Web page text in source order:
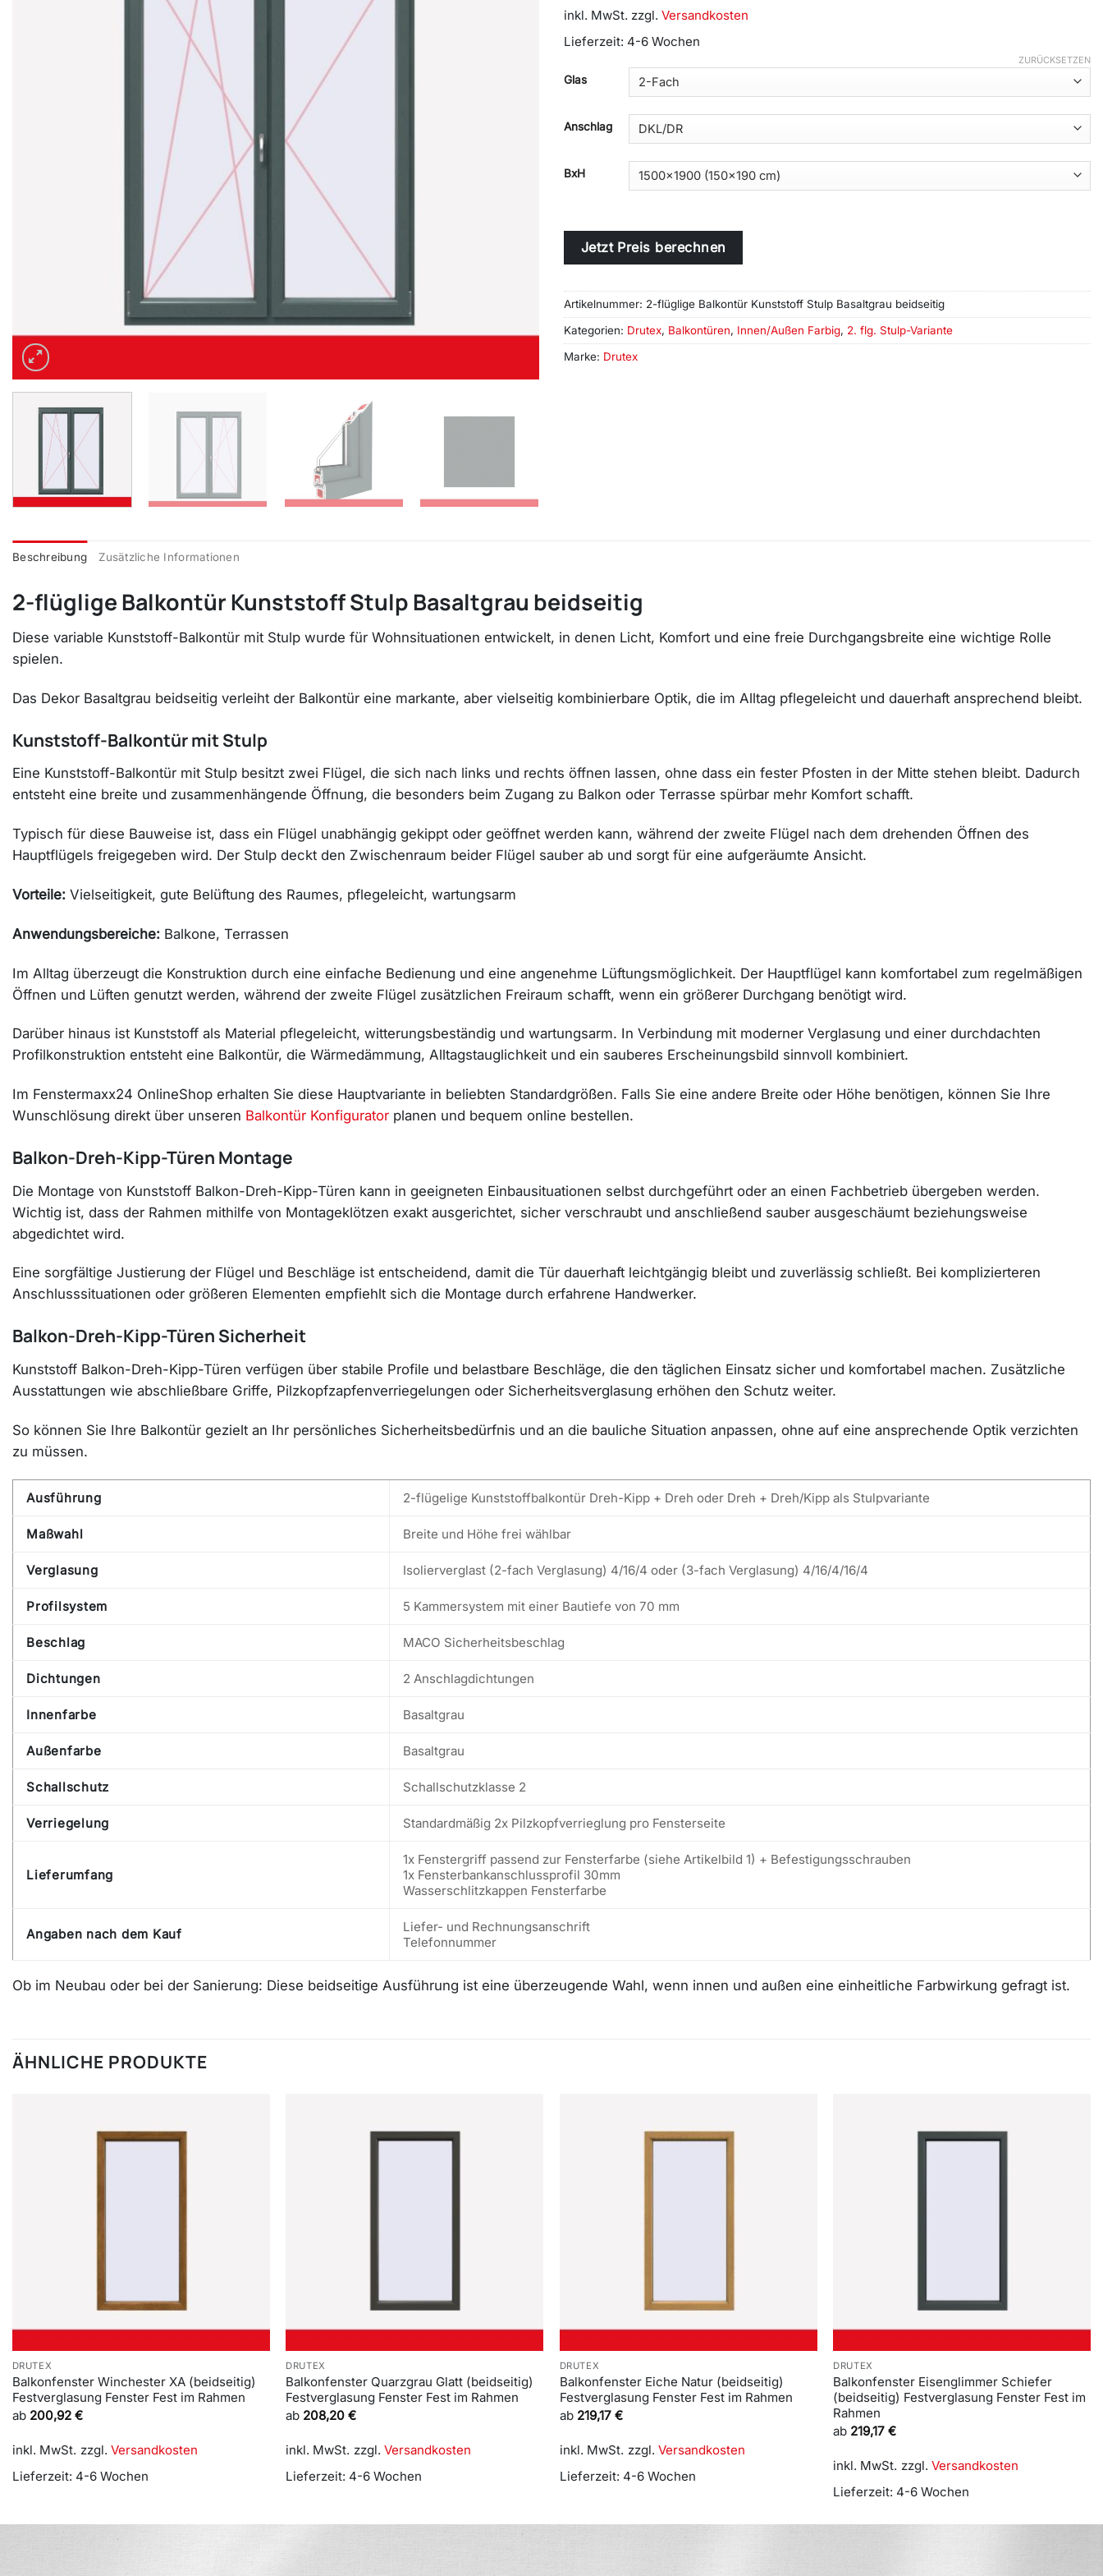
inkl. MwSt. zzgl. Versandkosten
Lieferzeit: 4-6 Wochen
Glas
Anschlag
BxH
ZURÜCKSETZEN
Alternative:
Jetzt Preis berechnen
Artikelnummer: 2-flüglige Balkontür Kunststoff Stulp Basaltgrau beidseitig
Kategorien: Drutex, Balkontüren, Innen/Außen Farbig, 2. flg. Stulp-Variante
Marke: Drutex
Beschreibung Zusätzliche Informationen
2-flüglige Balkontür Kunststoff Stulp Basaltgrau beidseitig
Diese variable Kunststoff-Balkontür mit Stulp wurde für Wohnsituationen entwickelt, in denen Licht, Komfort und eine freie Durchgangsbreite eine wichtige Rolle
spielen.
Das Dekor Basaltgrau beidseitig verleiht der Balkontür eine markante, aber vielseitig kombinierbare Optik, die im Alltag pflegeleicht und dauerhaft ansprechend bleibt.
Kunststoff-Balkontür mit Stulp
Eine Kunststoff-Balkontür mit Stulp besitzt zwei Flügel, die sich nach links und rechts öffnen lassen, ohne dass ein fester Pfosten in der Mitte stehen bleibt. Dadurch
entsteht eine breite und zusammenhängende Öffnung, die besonders beim Zugang zu Balkon oder Terrasse spürbar mehr Komfort schafft.
Typisch für diese Bauweise ist, dass ein Flügel unabhängig gekippt oder geöffnet werden kann, während der zweite Flügel nach dem drehenden Öffnen des
Hauptflügels freigegeben wird. Der Stulp deckt den Zwischenraum beider Flügel sauber ab und sorgt für eine aufgeräumte Ansicht.
Vorteile: Vielseitigkeit, gute Belüftung des Raumes, pflegeleicht, wartungsarm
Anwendungsbereiche: Balkone, Terrassen
Im Alltag überzeugt die Konstruktion durch eine einfache Bedienung und eine angenehme Lüftungsmöglichkeit. Der Hauptflügel kann komfortabel zum regelmäßigen
Öffnen und Lüften genutzt werden, während der zweite Flügel zusätzlichen Freiraum schafft, wenn ein größerer Durchgang benötigt wird.
Darüber hinaus ist Kunststoff als Material pflegeleicht, witterungsbeständig und wartungsarm. In Verbindung mit moderner Verglasung und einer durchdachten
Profilkonstruktion entsteht eine Balkontür, die Wärmedämmung, Alltagstauglichkeit und ein sauberes Erscheinungsbild sinnvoll kombiniert.
Im Fenstermaxx24 OnlineShop erhalten Sie diese Hauptvariante in beliebten Standardgrößen. Falls Sie eine andere Breite oder Höhe benötigen, können Sie Ihre
Wunschlösung direkt über unseren Balkontür Konfigurator planen und bequem online bestellen.
Balkon-Dreh-Kipp-Türen Montage
Die Montage von Kunststoff Balkon-Dreh-Kipp-Türen kann in geeigneten Einbausituationen selbst durchgeführt oder an einen Fachbetrieb übergeben werden.
Wichtig ist, dass der Rahmen mithilfe von Montageklötzen exakt ausgerichtet, sicher verschraubt und anschließend sauber ausgeschäumt beziehungsweise
abgedichtet wird.
Eine sorgfältige Justierung der Flügel und Beschläge ist entscheidend, damit die Tür dauerhaft leichtgängig bleibt und zuverlässig schließt. Bei komplizierteren
Anschlusssituationen oder größeren Elementen empfiehlt sich die Montage durch erfahrene Handwerker.
Balkon-Dreh-Kipp-Türen Sicherheit
Kunststoff Balkon-Dreh-Kipp-Türen verfügen über stabile Profile und belastbare Beschläge, die den täglichen Einsatz sicher und komfortabel machen. Zusätzliche
Ausstattungen wie abschließbare Griffe, Pilzkopfzapfenverriegelungen oder Sicherheitsverglasung erhöhen den Schutz weiter.
So können Sie Ihre Balkontür gezielt an Ihr persönliches Sicherheitsbedürfnis und an die bauliche Situation anpassen, ohne auf eine ansprechende Optik verzichten
zu müssen.
Ausführung 2-flügelige Kunststoffbalkontür Dreh-Kipp + Dreh oder Dreh + Dreh/Kipp als Stulpvariante
Maßwahl Breite und Höhe frei wählbar
Verglasung Isolierverglast (2-fach Verglasung) 4/16/4 oder (3-fach Verglasung) 4/16/4/16/4
Profilsystem 5 Kammersystem mit einer Bautiefe von 70 mm
Beschlag MACO Sicherheitsbeschlag
Dichtungen 2 Anschlagdichtungen
Innenfarbe Basaltgrau
Außenfarbe Basaltgrau
Schallschutz Schallschutzklasse 2
Verriegelung Standardmäßig 2x Pilzkopfverrieglung pro Fensterseite
Lieferumfang
1x Fenstergriff passend zur Fensterfarbe (siehe Artikelbild 1) + Befestigungsschrauben
1x Fensterbankanschlussprofil 30mm
Wasserschlitzkappen Fensterfarbe
Angaben nach dem Kauf
Liefer- und Rechnungsanschrift
Telefonnummer
Ob im Neubau oder bei der Sanierung: Diese beidseitige Ausführung ist eine überzeugende Wahl, wenn innen und außen eine einheitliche Farbwirkung gefragt ist.
ÄHNLICHE PRODUKTE
DRUTEX
Balkonfenster Winchester XA (beidseitig)
Festverglasung Fenster Fest im Rahmen
ab 200,92 €
inkl. MwSt. zzgl. Versandkosten
Lieferzeit: 4-6 Wochen
DRUTEX
Balkonfenster Quarzgrau Glatt (beidseitig)
Festverglasung Fenster Fest im Rahmen
ab 208,20€
inkl. MwSt. zzgl.Versandkosten
Lieferzeit: 4-6 Wochen
DRUTEX
Balkonfenster Eiche Natur (beidseitig)
Festverglasung Fenster Fest im Rahmen
ab 219,17 €
inkl. MwSt. zzgl. Versandkosten
Lieferzeit: 4-6 Wochen
DRUTEX
Balkonfenster Eisenglimmer Schiefer
(beidseitig) Festverglasung Fenster Fest im
Rahmen
ab 219,17€
inkl. MwSt. zzgl.Versandkosten
Lieferzeit: 4-6 Wochen